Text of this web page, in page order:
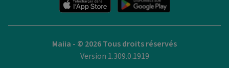
Maiia - © 2026 Tous droits réservés
Version 1.309.0.1919